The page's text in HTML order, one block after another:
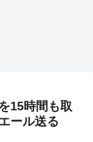
15時間も取
ール送る